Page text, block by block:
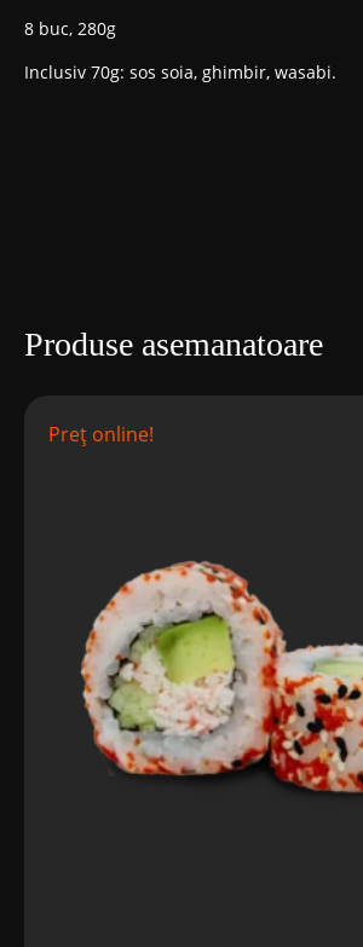
fost:
198,00 MDL.
168,00 MDL.
8 buc, 280g
Inclusiv 70g: sos soia, ghimbir, wasabi.
Produse asemanatoare
Preț online!